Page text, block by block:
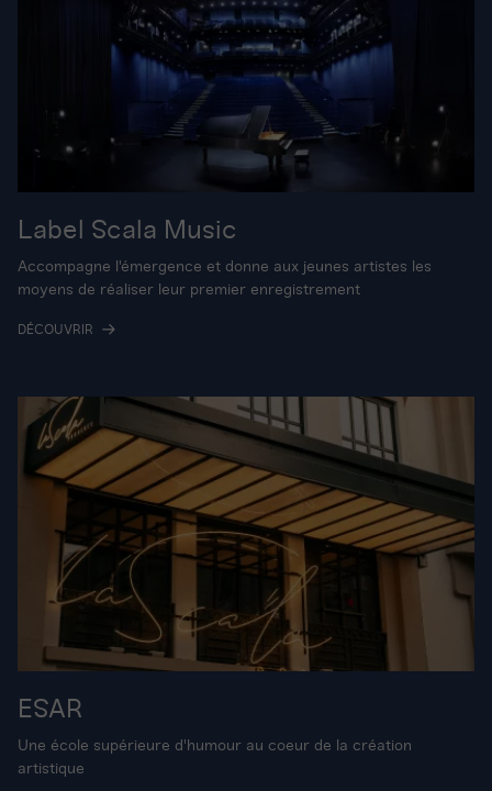
Label Scala Music
Accompagne l'émergence et donne aux jeunes artistes les
moyens de réaliser leur premier enregistrement
DÉCOUVRIR
ESAR
Une école supérieure d'humour au coeur de la création
artistique